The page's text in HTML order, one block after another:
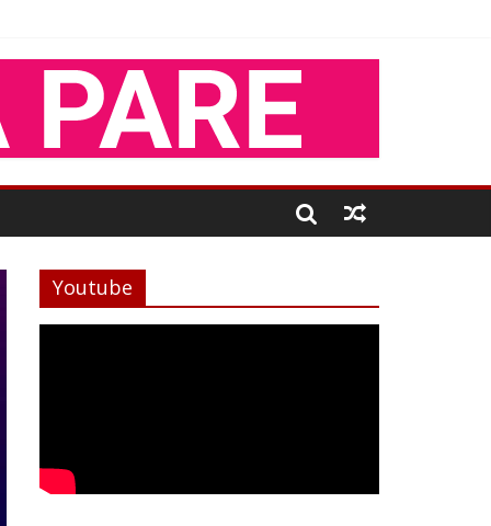
Youtube